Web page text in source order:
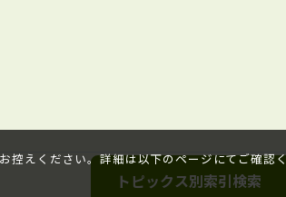
えください。詳細は以下のページにてご確認
トピックス別索引検索